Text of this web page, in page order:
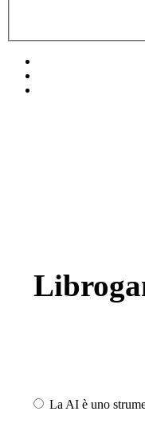
La AI è uno